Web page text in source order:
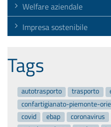
Welfare aziendale
Impresa sostenibile
Tags
autotrasporto trasporto
confartigianato-piemonte-
covid
ebap coronavirus